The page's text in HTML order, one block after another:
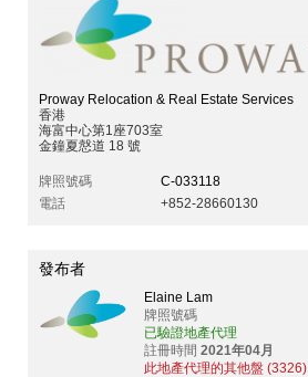
Proway Relocation & Real Estate Services
香港
海富中心第1座703室
金鐘夏慤道 18 號
牌照號碼
C-033118
電話
+852-28660130
發布者
Elaine Lam
牌照號碼
已驗證地產代理
註冊時間 2021年04月
此地產代理的其他盤 (3326)